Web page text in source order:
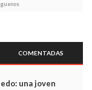
COMENTADAS
una joven